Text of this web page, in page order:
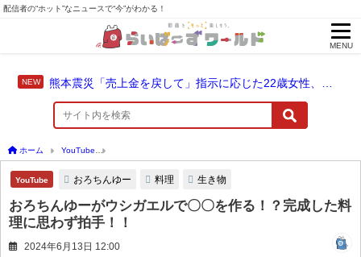
配信者の“ホット”なニュースで“今”がわかる！
MENU
ホーム YouTube
YouTube おろちんゆー 料理 生き物
おろちんゆーがウシガエルで〇〇を作る！？完成した料
理に思わず拍手！！
2024年6月13日 12:00